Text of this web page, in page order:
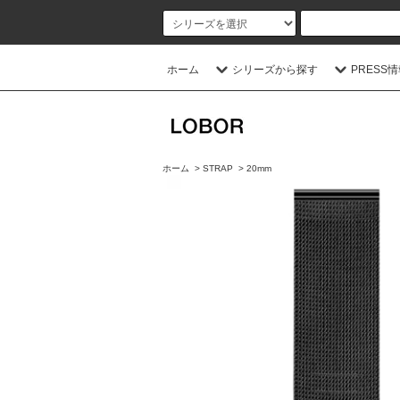
ホーム シリーズから探す PRESS
ホーム > STRAP > 20mm